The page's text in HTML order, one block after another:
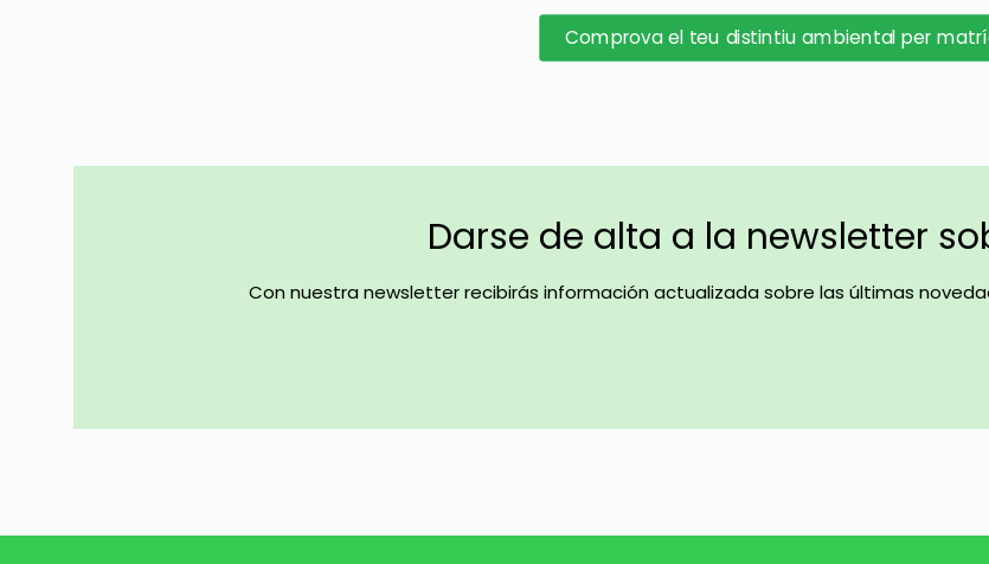
Comprova el teu distintiu ambiental per
Darse de alta a la newsletter
Con nuestra newsletter recibirás información actualizada sobre las últimas